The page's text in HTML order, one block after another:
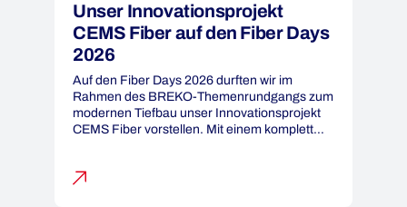
Unser Innovationsprojekt
CEMS Fiber auf den Fiber Days
2026
Auf den Fiber Days 2026 durften wir im
Rahmen des BREKO-Themenrundgangs zum
modernen Tiefbau unser Innovationsprojekt
CEMS Fiber vorstellen. Mit einem komplett
Verkabelung und deutlich schnellere Rollouts